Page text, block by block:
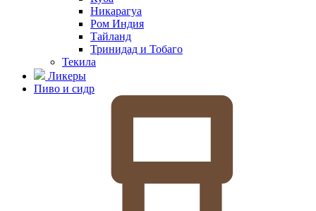
Никарагуа
Ром Индия
Тайланд
Тринидад и Тобаго
Текила
Ликеры
Пиво и сидр